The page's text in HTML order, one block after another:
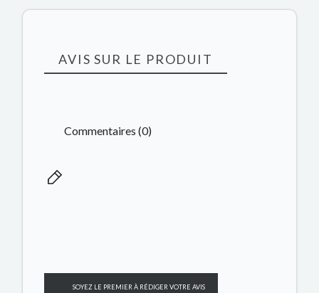
AVIS SUR LE PRODUIT
Commentaires (0)
SOYEZ LE PREMIER À RÉDIGER VOTRE AVIS